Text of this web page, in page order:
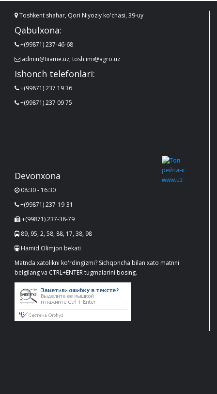
Toshkent shahar, Qori Niyoziy ko'chasi, 39-uy
Qabulxona:
+(99871) 237-46-68
admin@tiiame.uz; tosh.imi@agro.uz
Ishonch telefonlari:
+(99871) 237 19 36
+(99871) 237 09 75
Devonxona
08:30 - 16:30
+(99871) 237-19-31
+(99871) 237-38-79
89, 95, 2, 58, 88, 17, 38, 98
Hamid Olimjon bekati
Matnda xatolikni ko'rdingizmi? Sichqoncha bilan xato matnni
belgilang va CTRL+ENTER tugmalarini bosing.